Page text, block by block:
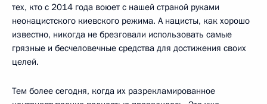
тех, кто с 2014 года воюет с нашей страной руками
неонацистского киевского режима. А нацисты, как хорошо
известно, никогда не брезговали использовать самые
грязные и бесчеловечные средства для достижения своих
целей.
Тем более сегодня, когда их разрекламированное